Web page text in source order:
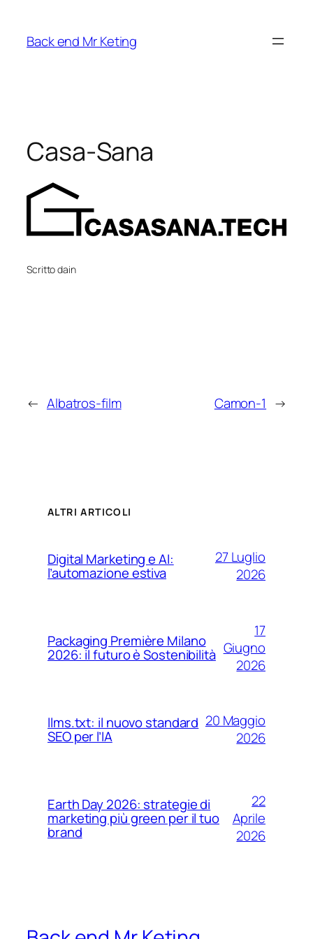
contenuto
Back end Mr Keting
Casa-Sana
Scritto dain
← Albatros-film Camon-1 →
ALTRI ARTICOLI
Digital Marketing e AI:
l’automazione estiva
27 Luglio
2026
Packaging Première Milano
2026: il futuro è Sostenibilità
17
Giugno
2026
llms.txt: il nuovo standard
SEO per l’IA
20 Maggio
2026
Earth Day 2026: strategie di
marketing più green per il tuo
brand
22
Aprile
2026